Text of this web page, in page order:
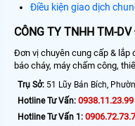
Điều kiện giao dịch
CÔNG TY TNHH TM-
Đơn vị chuyên cung cấp & lắp
báo cháy, máy chấm công,
Trụ Sở: 51 Lũy Bán Bích,
Hotline Tư Vấn: 0938.11.23.99
Hotline Tư Vấn 1: